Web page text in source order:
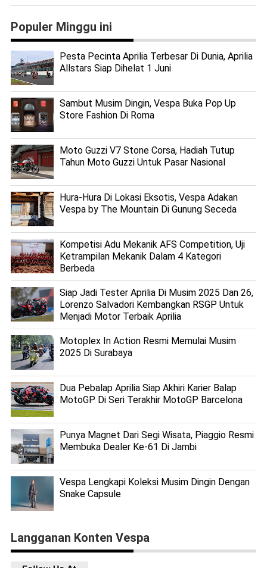
Populer Minggu ini
Pesta Pecinta Aprilia Terbesar Di Dunia, Aprilia
Allstars Siap Dihelat 1 Juni
Sambut Musim Dingin, Vespa Buka Pop Up
Store Fashion Di Roma
Moto Guzzi V7 Stone Corsa, Hadiah Tutup
Tahun Moto Guzzi Untuk Pasar Nasional
Hura-Hura Di Lokasi Eksotis, Vespa Adakan
Vespa by The Mountain Di Gunung Seceda
Kompetisi Adu Mekanik AFS Competition, Uji
Ketrampilan Mekanik Dalam 4 Kategori
Berbeda
Siap Jadi Tester Aprilia Di Musim 2025 Dan 26,
Lorenzo Salvadori Kembangkan RSGP Untuk
Menjadi Motor Terbaik Aprilia
Motoplex In Action Resmi Memulai Musim
2025 Di Surabaya
Dua Pebalap Aprilia Siap Akhiri Karier Balap
MotoGP Di Seri Terakhir MotoGP Barcelona
Punya Magnet Dari Segi Wisata, Piaggio Resmi
Membuka Dealer Ke-61 Di Jambi
Vespa Lengkapi Koleksi Musim Dingin Dengan
Snake Capsule
Langganan Konten Vespa